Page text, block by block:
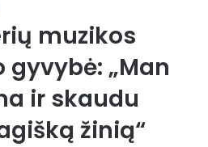
muzikos
„Man
ir skaudu
žinią“